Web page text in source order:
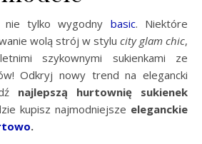
nie tylko wygodny basic. Niektóre
wolą strój w stylu city glam chic,
szykownymi sukienkami ze
Odkryj nowy trend na elegancki
najlepszą hurtownię sukienek
kupisz najmodniejsze eleganckie
.